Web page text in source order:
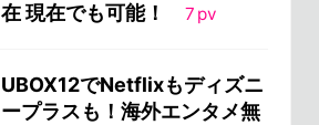
在 現在でも可能！
7 pv
UBOX12でNetflixもディズニ
ープラスも！海外エンタメ無